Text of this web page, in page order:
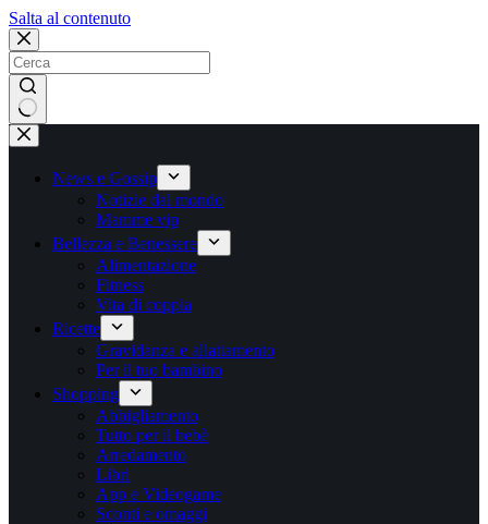
Salta al contenutoSalta
contenuto
Nessun
risultato
News e Gossip
Notizie dal mondo
Mamme vip
Bellezza e Benessere
Alimentazione
Fitness
Vita di coppia
Ricette
Gravidanza e allattamento
Per il tuo bambino
Shopping
Abbigliamento
Tutto per il bebè
Arredamento
Libri
App e Videogame
Sconti e omaggi